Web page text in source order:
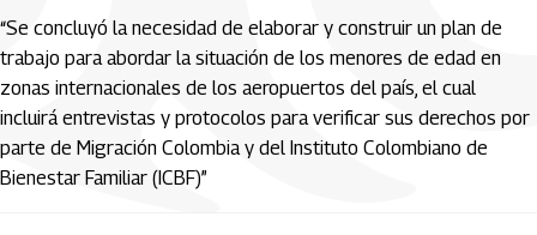
“Se concluyó la necesidad de elaborar y construir un plan de
trabajo para abordar la situación de los menores de edad en
zonas internacionales de los aeropuertos del país, el cual
incluirá entrevistas y protocolos para verificar sus derechos por
parte de Migración Colombia y del Instituto Colombiano de
Bienestar Familiar (ICBF)”